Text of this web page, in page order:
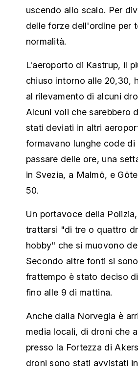
uscendo allo scalo. Per
delle forze dell'ordine per
normalità.
L'aeroporto di Kastrup, il
chiuso intorno alle 20,30,
al rilevamento di alcuni
Alcuni voli che sarebbero
stati deviati in altri
formavano lunghe code di
passare delle ore, una
in Svezia, a Malmö, e
50.
Un portavoce della
trattarsi "di tre o quattro
hobby" che si muovono
Secondo altre fonti si
frattempo è stato deciso
fino alle 9 di mattina.
Anche dalla Norvegia è
media locali, di droni che
presso la Fortezza di
droni sono stati avvistati